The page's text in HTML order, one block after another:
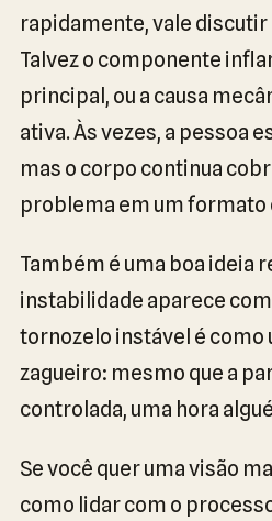
rapidamente, vale
Talvez o componente
principal, ou a causa
ativa. Às vezes, a pessoa
mas o corpo continua
problema em um
Também é uma boa ideia
instabilidade aparece
tornozelo instável é como
zagueiro: mesmo que a
controlada, uma hora
Se você quer uma visão
como lidar com o